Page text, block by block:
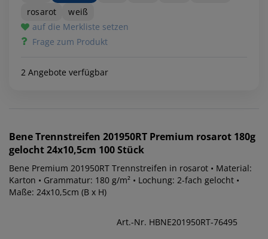
rosarot
weiß
auf die Merkliste setzen
Frage zum Produkt
2 Angebote verfügbar
BeneTrennstreifen 201950RT Premium rosarot 180g
gelocht 24x10,5cm 100 Stück
Bene Premium 201950RT Trennstreifen in rosarot • Material:
Karton • Grammatur: 180 g/m² • Lochung: 2-fach gelocht •
Maße: 24x10,5cm (B x H)
Art.-Nr. HBNE201950RT-76495